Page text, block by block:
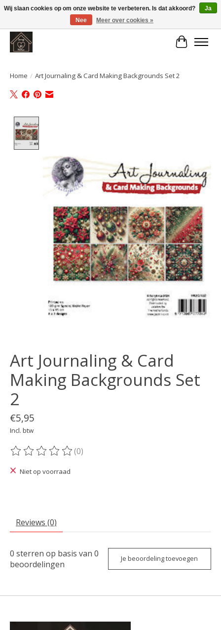
Large selection of products and fast shipping!
Home / Art Journaling & Card Making Backgrounds Set 2
Art Journaling & Card
Making Backgrounds Set
2
€5,95
Incl. btw
De beoordeling van dit product is
(0)
Niet op voorraad
Reviews (0)
0 sterren op basis van 0
beoordelingen
Je beoordeling toevoegen
Wij slaan cookies op om onze website te verbeteren. Is dat akkoord?
Ja
Nee
Meer over cookies »